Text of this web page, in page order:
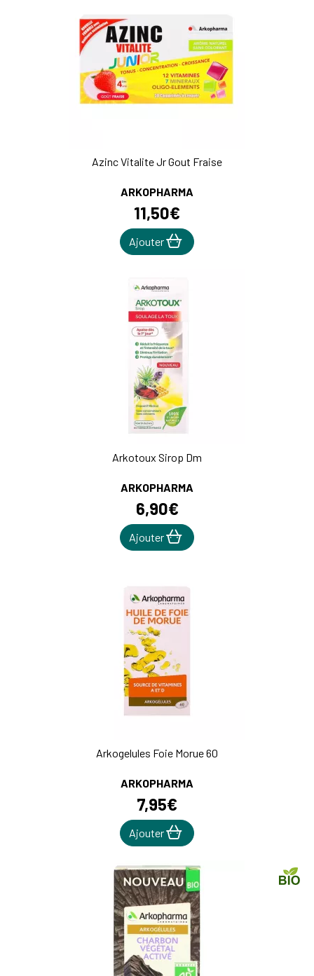
Azinc Vitalite Jr Gout Fraise
ARKOPHARMA
11,50€
Ajouter
Arkotoux Sirop Dm
ARKOPHARMA
6,90€
Ajouter
Arkogelules Foie Morue 60
ARKOPHARMA
7,95€
Ajouter